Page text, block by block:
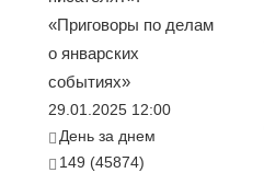
«Приговоры по делам
о январских
событиях»
29.01.2025 12:00
День за днем
149 (45874)